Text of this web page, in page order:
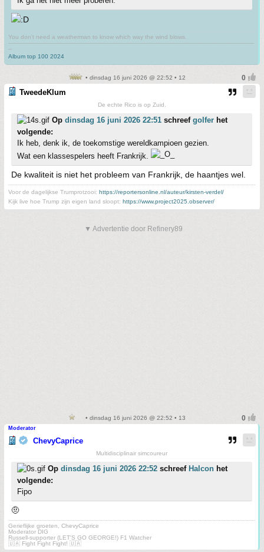
You don't need a weatherman to know which way the wind blows.
-------------------------------------------------------------------------------------------------------------------------------------------
--
Album top 100 2024
• dinsdag 16 juni 2026 @ 22:52 • 12
TweedeKlum
De echte Rico is op Zuid.
Op dinsdag 16 juni 2026 22:51 schreef golfer het
volgende:
Ik heb, denk ik, de toekomstige wereldkampioen gezien.
Wat een klassespelers heeft Frankrijk.
De kwaliteit is niet het probleem van Frankrijk, de haantjes wel.
Voor de dagelijkse Trumprotzooi: https://reportersonline.nl/auteur/kirsten-verdel/
Kijk live hoe Trump zijn eigen land sloopt: https://www.project2025.observer/
▼ Advertentie door Refinery89
• dinsdag 16 juni 2026 @ 22:52 • 13
Moderator
ChevyCaprice
Multidisciplinair simcoureur
Op dinsdag 16 juni 2026 22:52 schreef Halcon het
volgende:
Fipo
🤨
Gerieflijke groeten, ChevyCaprice
Moderator DIG
Russell-supporter (LET'S GO GEORGE!) F1 Watcher
🇺🇦 Fight Fight Fight! 🇺🇦